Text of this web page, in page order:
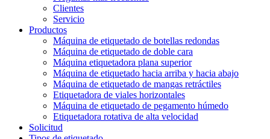
Clientes
Servicio
Productos
Máquina de etiquetado de botellas redondas
Máquina de etiquetado de doble cara
Máquina etiquetadora plana superior
Máquina de etiquetado hacia arriba y hacia abajo
Máquina de etiquetado de mangas retráctiles
Etiquetadora de viales horizontales
Máquina de etiquetado de pegamento húmedo
Etiquetadora rotativa de alta velocidad
Solicitud